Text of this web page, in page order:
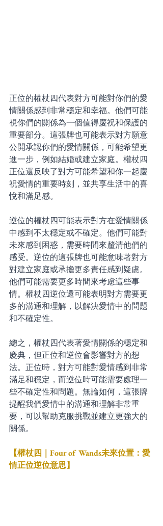
正位的權杖四代表對方可能對你們的愛
情關係感到非常穩定和幸福。他們可能
視你們的關係為一個值得慶祝和保護的
重要部分。這張牌也可能表示對方願意
公開承認你們的愛情關係，可能希望更
進一步，例如結婚或建立家庭。權杖四
正位還反映了對方可能希望和你一起慶
祝愛情的重要時刻，並共享生活中的喜
悅和滿足感。
逆位的權杖四可能表示對方在愛情關係
中感到不太穩定或不確定。他們可能對
未來感到困惑，需要時間來釐清他們的
感受。逆位的這張牌也可能意味著對方
對建立家庭或承擔更多責任感到疑慮。
他們可能需要更多時間來考慮這些事
情。權杖四逆位還可能表明對方需要更
多的溝通和理解，以解決愛情中的問題
和不確定性。
總之，權杖四代表著愛情關係的穩定和
慶典，但正位和逆位會影響對方的想
法。正位時，對方可能對愛情感到非常
滿足和穩定，而逆位時可能需要處理一
些不確定性和問題。無論如何，這張牌
提醒我們愛情中的溝通和理解非常重
要，可以幫助克服挑戰並建立更強大的
關係。
【權杖四｜Four of Wands未來位置：愛
情正位逆位意思】